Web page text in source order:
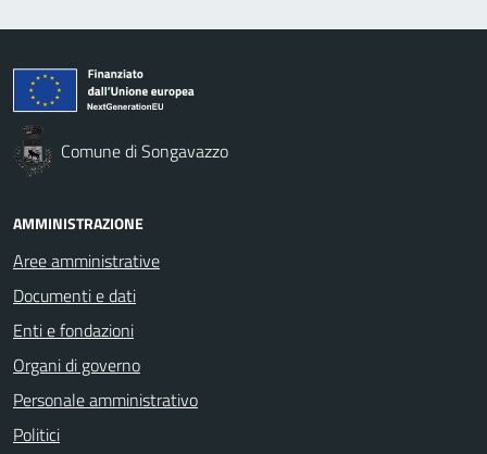
Comune di Songavazzo
AMMINISTRAZIONE
Aree amministrative
Documenti e dati
Enti e fondazioni
Organi di governo
Personale amministrativo
Politici